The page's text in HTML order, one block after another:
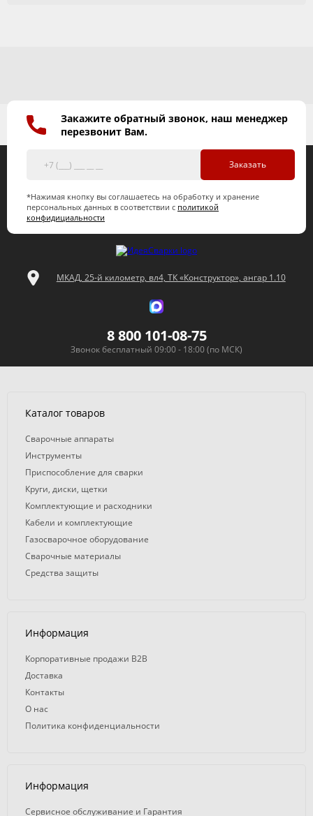
Закажите обратный звонок, наш менеджер
перезвонит Вам.
Заказать
*Нажимая кнопку вы соглашаетесь на обработку и хранение
персональных данных в соответствии с политикой
конфидициальности
МКАД, 25-й километр, вл4, ТК «Конструктор», ангар 1.10
8 800 101-08-75
Звонок бесплатный 09:00 - 18:00 (по МСК)
Каталог товаров
Сварочные аппараты
Инструменты
Приспособление для сварки
Круги, диски, щетки
Комплектующие и расходники
Кабели и комплектующие
Газосварочное оборудование
Сварочные материалы
Средства защиты
Информация
Корпоративные продажи B2B
Доставка
Контакты
О нас
Политика конфиденциальности
Информация
Сервисное обслуживание и Гарантия